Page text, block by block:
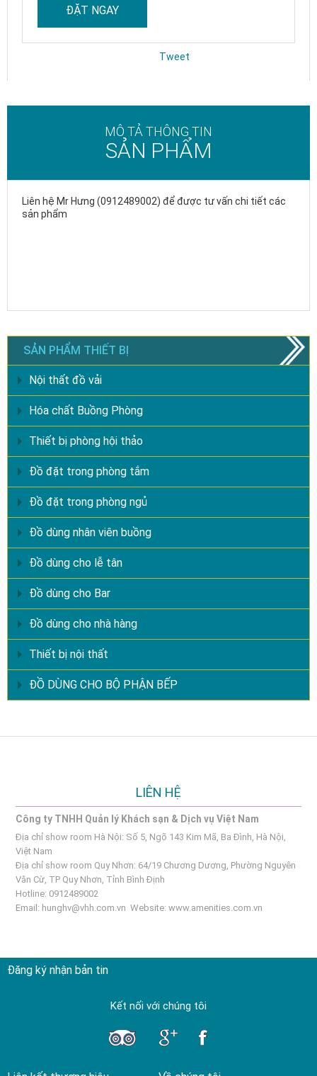
ĐẶT NGAY
Tweet
MÔ TẢ THÔNG TIN
SẢN PHẨM
Liên hệ Mr Hưng (0912489002) để được tư vấn chi tiết các
sản phẩm
SẢN PHẨM THIẾT BỊ
Nội thất đồ vải
Hóa chất Buồng Phòng
Thiết bị phòng hội thảo
Đồ đặt trong phòng tắm
Đồ đặt trong phòng ngủ
Đồ dùng nhân viên buồng
Đồ dùng cho lễ tân
Đồ dùng cho Bar
Đồ dùng cho nhà hàng
Thiết bị nội thất
ĐỒ DÙNG CHO BỘ PHẬN BẾP
LIÊN HỆ
Công ty TNHH Quản lý Khách sạn & Dịch vụ Việt Nam
Địa chỉ show room Hà Nội: Số 5, Ngõ 143 Kim Mã, Ba Đình, Hà Nội,
Việt Nam
Địa chỉ show room Quy Nhơn: 64/19 Chương Dương, Phường Nguyên
Văn Cừ, TP Quy Nhơn, Tỉnh Bình Định
Hotline: 0912489002
Email: hunghv@vhh.com.vn Website:www.amenities.com.vn
Đăng ký nhận bản tin
Kết nối với chúng tôi